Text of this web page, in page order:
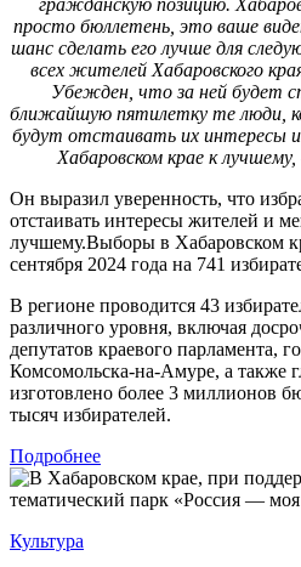
гражданскую позицию.
просто бюллетень, это ваше
шанс сделать его лучше для
всех жителей Хабаровского
Убежден, что за ней будет
ближайшую пятилетку те люди,
будут отстаивать их интересы и
Хабаровском крае к лучшему,
Он выразил уверенность, что
отстаивать интересы жителей и
лучшему.Выборы в Хабаровском
сентября 2024 года на 741
В регионе проводится 43
различного уровня, включая
депутатов краевого парламента,
Комсомольска-на-Амуре, а также
изготовлено более 3 миллионов
тысяч избирателей.
Подробнее
Культура